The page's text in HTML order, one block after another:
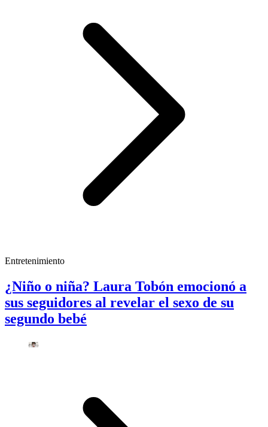
Entretenimiento
¿Niño o niña? Laura Tobón emocionó a
sus seguidores al revelar el sexo de su
segundo bebé